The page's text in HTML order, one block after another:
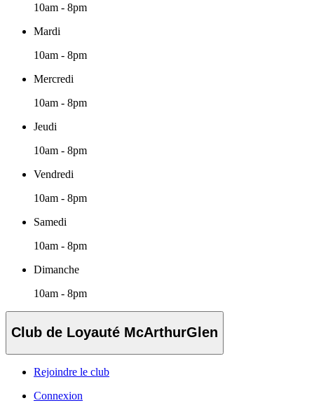
10am - 8pm
Mardi
10am - 8pm
Mercredi
10am - 8pm
Jeudi
10am - 8pm
Vendredi
10am - 8pm
Samedi
10am - 8pm
Dimanche
10am - 8pm
Club de Loyauté McArthurGlen
Rejoindre le club
Connexion